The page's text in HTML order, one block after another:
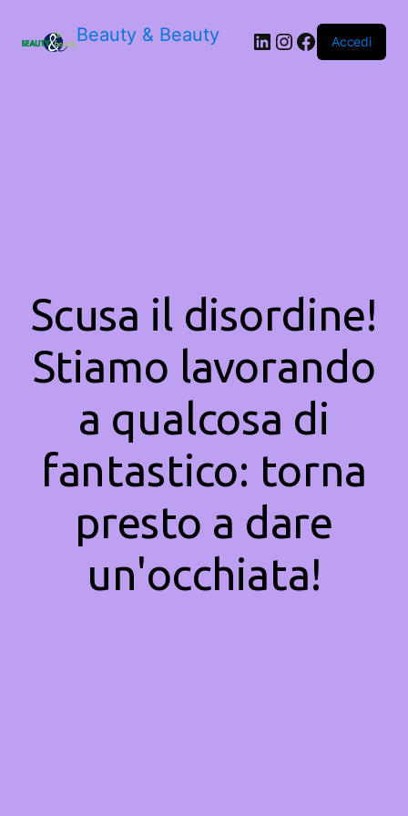
Beauty & Beauty LinkedIn
Instagram
Facebook
Accedi
Scusa il disordine!
Stiamo lavorando
a qualcosa di
fantastico: torna
presto a dare
un'occhiata!